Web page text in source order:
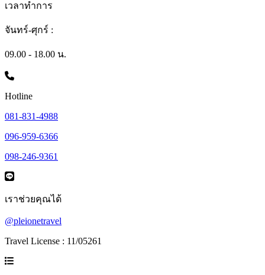
เวลาทำการ
จันทร์-ศุกร์ :
09.00 - 18.00 น.
Hotline
081-831-4988
096-959-6366
098-246-9361
เราช่วยคุณได้
@pleionetravel
Travel License : 11/05261